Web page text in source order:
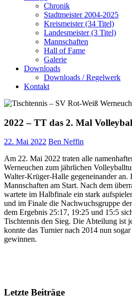
Chronik
Stadtmeister 2004-2025
Kreismeister (34 Titel)
Landesmeister (3 Titel)
Mannschaften
Hall of Fame
Galerie
Downloads
Downloads / Regelwerk
Kontakt
2022 – TT das 2. Mal
22. Mai 2022 Ben Neffin
Am 22. Mai 2022 traten alle
Werneuchen zum jährlichen
Walter-Krüger-Halle gegeneinander an.
Mannschaften am Start. Nach dem
wartete im Halbfinale ein stark
und im Finale die Nachwuchsgruppe
dem Ergebnis 25:17, 19:25 und 15:5
Tischtennis den Sieg. Die Abteilung ist
konnte das Turnier nach 2014 nun
gewinnen.
Letzte Beiträge